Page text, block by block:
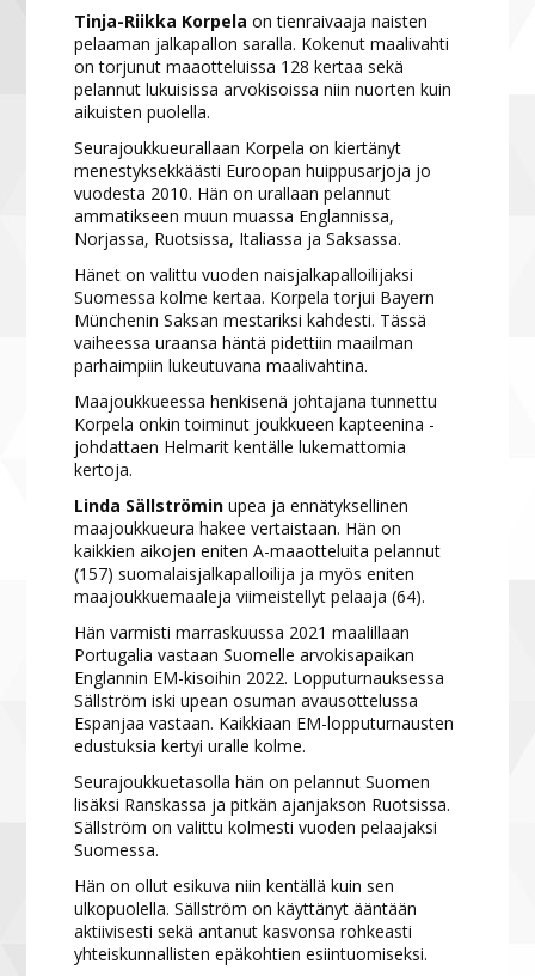
Tinja-Riikka Korpela on tienraivaaja naisten
pelaaman jalkapallon saralla. Kokenut maalivahti
on torjunut maaotteluissa 128 kertaa sekä
pelannut lukuisissa arvokisoissa niin nuorten kuin
aikuisten puolella.
Seurajoukkueurallaan Korpela on kiertänyt
menestyksekkäästi Euroopan huippusarjoja jo
vuodesta 2010. Hän on urallaan pelannut
ammatikseen muun muassa Englannissa,
Norjassa, Ruotsissa, Italiassa ja Saksassa.
Hänet on valittu vuoden naisjalkapalloilijaksi
Suomessa kolme kertaa. Korpela torjui Bayern
Münchenin Saksan mestariksi kahdesti. Tässä
vaiheessa uraansa häntä pidettiin maailman
parhaimpiin lukeutuvana maalivahtina.
Maajoukkueessa henkisenä johtajana tunnettu
Korpela onkin toiminut joukkueen kapteenina -
johdattaen Helmarit kentälle lukemattomia
kertoja.
Linda Sällströmin upea ja ennätyksellinen
maajoukkueura hakee vertaistaan. Hän on
kaikkien aikojen eniten A-maaotteluita pelannut
(157) suomalaisjalkapalloilija ja myös eniten
maajoukkuemaaleja viimeistellyt pelaaja (64).
Hän varmisti marraskuussa 2021 maalillaan
Portugalia vastaan Suomelle arvokisapaikan
Englannin EM-kisoihin 2022. Lopputurnauksessa
Sällström iski upean osuman avausottelussa
Espanjaa vastaan. Kaikkiaan EM-lopputurnausten
edustuksia kertyi uralle kolme.
Seurajoukkuetasolla hän on pelannut Suomen
lisäksi Ranskassa ja pitkän ajanjakson Ruotsissa.
Sällström on valittu kolmesti vuoden pelaajaksi
Suomessa.
Hän on ollut esikuva niin kentällä kuin sen
ulkopuolella. Sällström on käyttänyt ääntään
aktiivisesti sekä antanut kasvonsa rohkeasti
yhteiskunnallisten epäkohtien esiintuomiseksi.